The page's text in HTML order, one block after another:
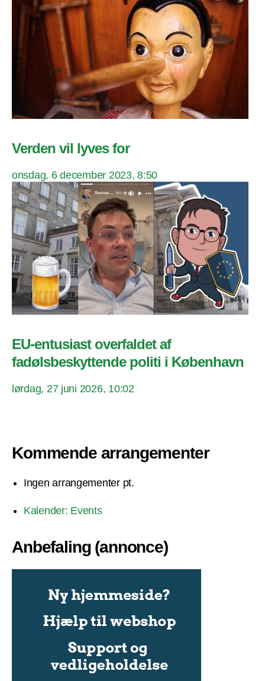
Verden vil lyves for
onsdag, 6 december 2023, 8:50
EU-entusiast overfaldet af
fadølsbeskyttende politi i København
lørdag, 27 juni 2026, 10:02
Kommende arrangementer
Ingen arrangementer pt.
Kalender: Events
Anbefaling (annonce)